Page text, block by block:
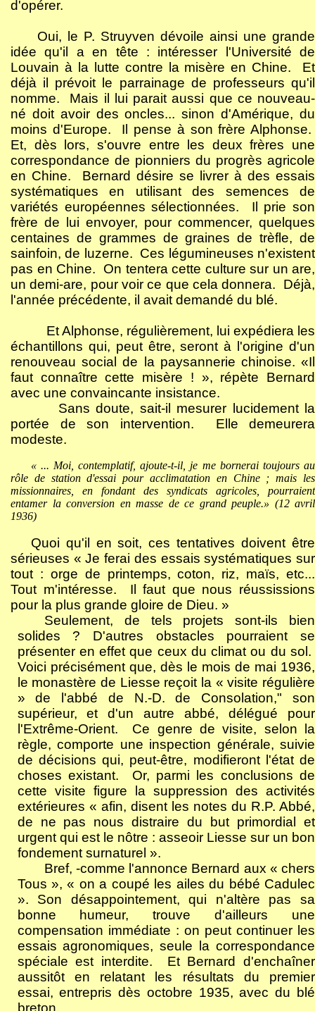
d'opérer.
Oui, le P. Struyven dévoile ainsi une grande
idée qu'il a en tête : intéresser l'Université de
Louvain à la lutte contre la misère en Chine.
Et
déjà il prévoit le parrainage de professeurs qu'il
nomme.
Mais il lui parait aussi que ce nouveau-
né doit avoir des oncles... sinon d'Amérique, du
moins d'Europe.
Il pense à son frère Alphonse.
Et, dès lors, s'ouvre entre les deux frères une
correspondance de pionniers du progrès agricole
en Chine.
Bernard désire se livrer à des essais
systématiques en utilisant des semences de
variétés européennes sélectionnées.
Il prie son
frère de lui envoyer, pour commencer, quelques
centaines de grammes de graines de trèfle, de
sainfoin, de luzerne. Ces légumineuses n'existent
pas en Chine.
On tentera cette culture sur un are,
un demi-are, pour voir ce que cela donnera.
Déjà,
l'année précédente, il avait demandé du blé.
Et Alphonse, régulièrement, lui expédiera les
échantillons qui, peut être, seront à l'origine d'un
renouveau social de la paysannerie chinoise. «Il
faut connaître cette misère ! », répète Bernard
avec une convaincante insistance.
Sans doute, sait-il mesurer lucidement la
portée de son intervention.
Elle demeurera
modeste.
« ... Moi, contemplatif, ajoute-t-il, je me bornerai toujours au
rôle de station d'essai pour acclimatation en Chine ; mais les
missionnaires, en fondant des syndicats agricoles, pourraient
entamer la conversion en masse de ce grand peuple.» (12 avril
1936)
Quoi qu'il en soit, ces tentatives doivent être
sérieuses « Je ferai des essais systématiques sur
tout : orge de printemps, coton, riz, maïs, etc...
Tout m'intéresse.
Il faut que nous réussissions
pour la plus grande gloire de Dieu. »
Seulement, de tels projets sont-ils bien
solides ? D'autres obstacles pourraient se
présenter en effet que ceux du climat ou du sol.
Voici précisément que, dès le mois de mai 1936,
le monastère de Liesse reçoit la « visite régulière
» de l'abbé de N.-D. de Consolation," son
supérieur, et d'un autre abbé, délégué pour
l'Extrême-Orient.
Ce genre de visite, selon la
règle, comporte une inspection générale, suivie
de décisions qui, peut-être, modifieront l'état de
choses existant.
Or, parmi les conclusions de
cette visite figure la suppression des activités
extérieures « afin, disent les notes du R.P. Abbé,
de ne pas nous distraire du but primordial et
urgent qui est le nôtre : asseoir Liesse sur un bon
fondement surnaturel ».
Bref, -comme l'annonce Bernard aux « chers
Tous », « on a coupé les ailes du bébé Cadulec
». Son désappointement, qui n'altère pas sa
bonne humeur, trouve d'ailleurs une
compensation immédiate : on peut continuer les
essais agronomiques, seule la correspondance
spéciale est interdite.
Et Bernard d'enchaîner
aussitôt en relatant les résultats du premier
essai, entrepris dès octobre 1935, avec du blé
breton.